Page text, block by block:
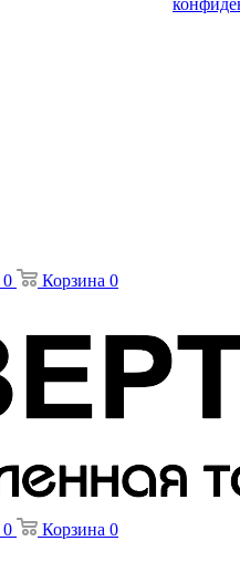
0 Корзина 0
0 Корзина 0